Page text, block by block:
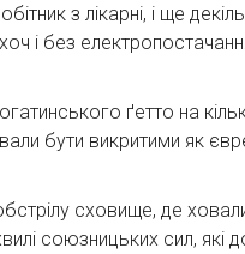
з лікарні, і ще
і без
ґетто на
бути викритими як
сховище, де
союзницьких сил,